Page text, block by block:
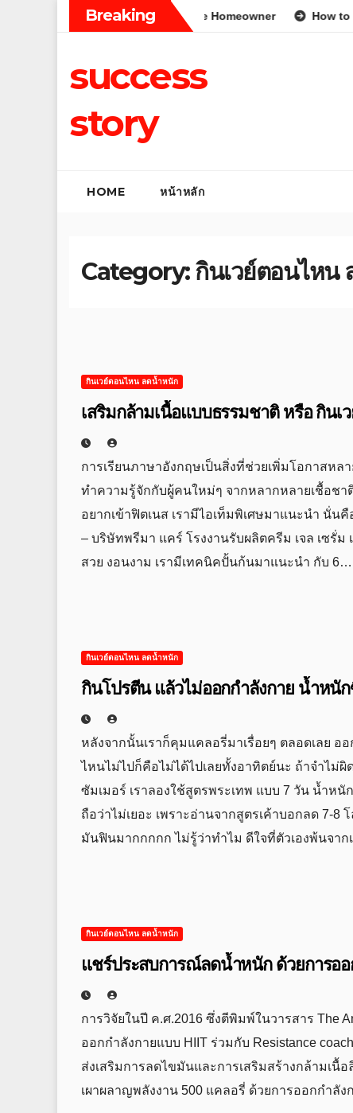
Breaking
Tips for the Average Aussie Homeowner How to Improve
success
story
HOME หน้าหลัก
Category:กินเวย์ตอนไหน
กินเวย์ตอนไหน ลดน้ำหนัก
เสริมกล้ามเนื้อแบบธรรมชาติ หรือ กิน
การเรียนภาษาอังกฤษเป็นสิ่งที่ช่วยเพิ่มโอกาสหล
ทำความรู้จักกับผู้คนใหม่ๆ จากหลากหลายเชื้อช
อยากเข้าฟิตเนส เรามีไอเท็มพิเศษมาแนะนำ นั่น
– บริษัทพรีมา แคร์ โรงงานรับผลิตครีม เจล เซรั่
สวย งอนงาม เรามีเทคนิคปั้นก้นมาแนะนำ กับ 6…
กินเวย์ตอนไหน ลดน้ำหนัก
กินโปรตีน แล้วไม่ออกกำลังกาย
หลังจากนั้นเราก็คุมแคลอรี่มาเรื่อยๆ ตลอดเลย อ
ไหนไม่ไปก็คือไม่ได้ไปเลยทั้งอาทิตย์นะ ถ้าจำไม่
ซัมเมอร์ เราลองใช้สูตรพระเทพ แบบ 7 วัน น้ำห
ถือว่าไม่เยอะ เพราะอ่านจากสูตรเค้าบอกลด 7-8
มันฟินมากกกกก ไม่รู้ว่าทำไม ดีใจที่ตัวเองพ้นจาก
กินเวย์ตอนไหน ลดน้ำหนัก
แชร์ประสบการณ์ลดน้ำหนัก ด้วยการ
การวิจัยในปี ค.ศ.2016 ซึ่งตีพิมพ์ในวารสาร The
ออกกำลังกายแบบ HIIT ร่วมกับ Resistance
ส่งเสริมการลดไขมันและการเสริมสร้างกล้ามเ
เผาผลาญพลังงาน 500 แคลอรี่ ด้วยการออกกำลั